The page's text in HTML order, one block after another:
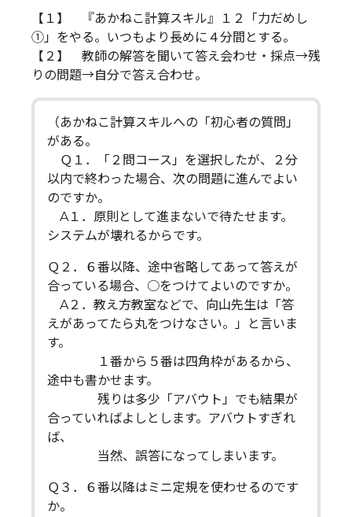
【１】 『あかねこ計算スキル』１２「力だめし
①」をやる。いつもより長めに４分間とする。
【２】 教師の解答を聞いて答え会わせ・採点→残
りの問題→自分で答え合わせ。
（あかねこ計算スキルへの「初心者の質問」
がある。
Ｑ１．「２問コース」を選択したが、２分
以内で終わった場合、次の問題に進んでよい
のですか。
A１．原則として進まないで待たせます。
システムが壊れるからです。
Ｑ２．６番以降、途中省略してあって答えが
合っている場合、○をつけてよいのですか。
A２．教え方教室などで、向山先生は「答
えがあってたら丸をつけなさい。」と言いま
す。
１番から５番は四角枠があるから、
途中も書かせます。
残りは多少「アバウト」でも結果が
合っていればよしとします。アバウトすぎれ
ば、
当然、誤答になってしまいます。
Ｑ３．６番以降はミニ定規を使わせるのです
か。